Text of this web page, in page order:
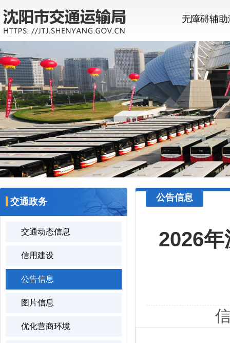
无障碍辅
交通政务
交通动态信息
信用建设
公告信息
图片信息
优化营商环境
公告信息
2026